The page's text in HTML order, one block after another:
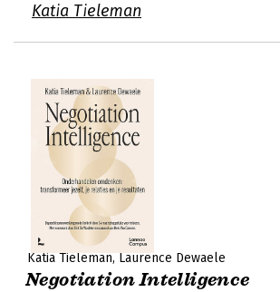
Katia Tieleman
Katia Tieleman Laurence Dewaele
Negotiation Intelligence